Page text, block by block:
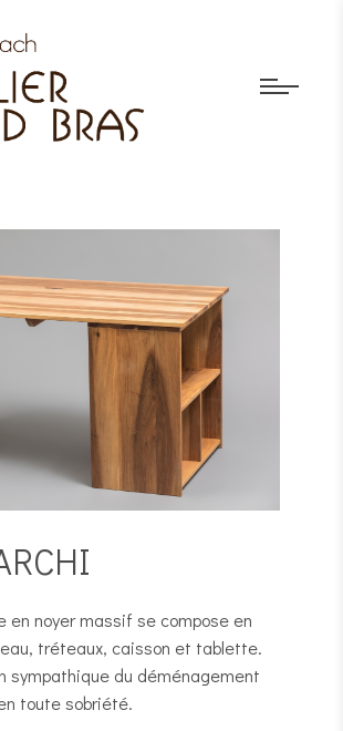
en noyer massif se compose en
tréteaux, caisson et tablette.
sympathique du déménagement
toute sobriété.